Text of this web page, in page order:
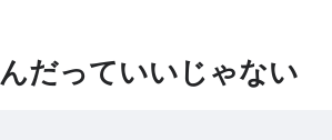
だっていいじゃない